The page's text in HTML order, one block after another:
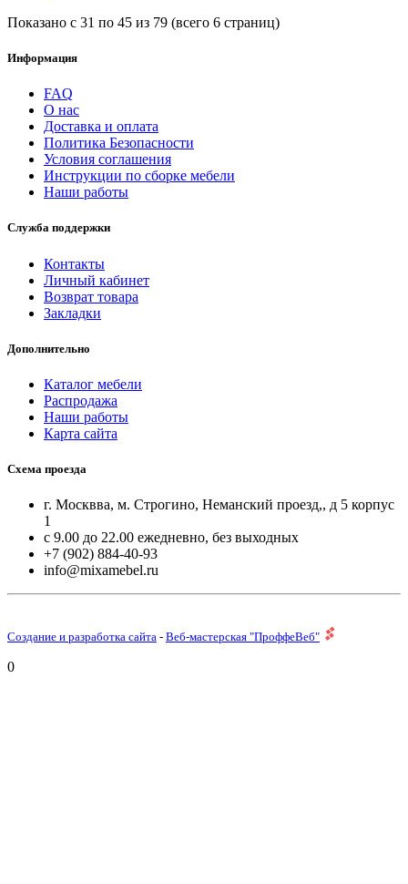
Показано с 31 по 45 из 79 (всего 6 страниц)
Информация
FAQ
О нас
Доставка и оплата
Политика Безопасности
Условия соглашения
Инструкции по сборке мебели
Наши работы
Служба поддержки
Контакты
Личный кабинет
Возврат товара
Закладки
Дополнительно
Каталог мебели
Распродажа
Наши работы
Карта сайта
Схема проезда
г. Москвва, м. Строгино, Неманский проезд,, д 5 корпус
1
с 9.00 до 22.00 ежедневно, без выходных
+7 (902) 884-40-93
info@mixamebel.ru
Создание и разработка сайта - Веб-мастерская "ПроффеВеб"
0